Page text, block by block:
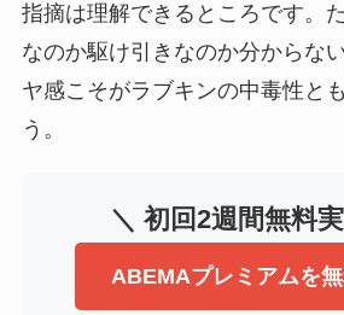
指摘は理解できるところです。
なのか駆け引きなのか分からな
ヤ感こそがラブキンの中毒性と
う。
＼ 初回2週間無料
ABEMAプレミアムを